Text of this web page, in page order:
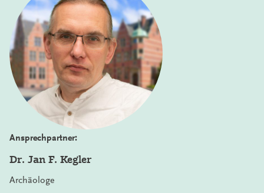
Ansprechpartner:
Dr. Jan F. Kegler
Archäologe